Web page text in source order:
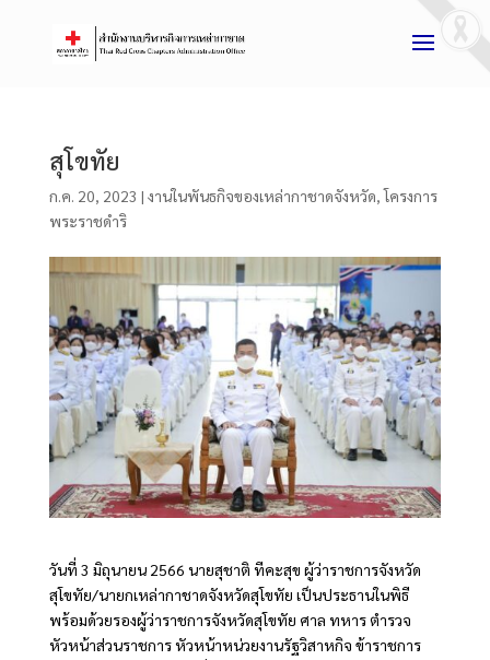
สุโขทัย
ก.ค. 20, 2023 | งานในพันธกิจของเหล่ากาชาดจังหวัด,โครงการ
พระราชดำริ
วันที่ 3 มิถุนายน 2566 นายสุชาติ ทีคะสุข ผู้ว่าราชการจังหวัด
สุโขทัย/นายกเหล่ากาชาดจังหวัดสุโขทัย เป็นประธานในพิธี
พร้อมด้วยรองผู้ว่าราชการจังหวัดสุโขทัย ศาล ทหาร ตำรวจ
หัวหน้าส่วนราชการ หัวหน้าหน่วยงานรัฐวิสาหกิจ ข้าราชการ